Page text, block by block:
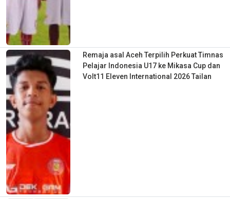
Remaja asal Aceh Terpilih Perkuat Timnas
Pelajar Indonesia U17 ke Mikasa Cup dan
Volt11 Eleven International 2026 Tailan